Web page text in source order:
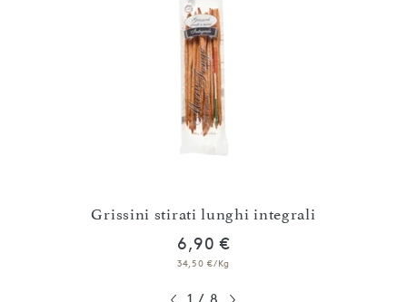
Grissini stirati lunghi integrali
6,90 €
34,50 €/Kg